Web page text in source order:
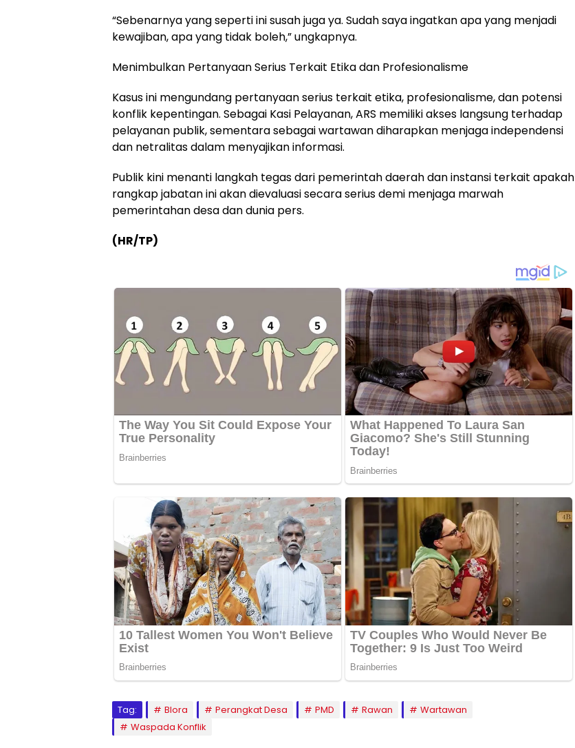
“Sebenarnya yang seperti ini susah juga ya. Sudah saya ingatkan apa yang menjadi
kewajiban, apa yang tidak boleh,” ungkapnya.
Menimbulkan Pertanyaan Serius Terkait Etika dan Profesionalisme
Kasus ini mengundang pertanyaan serius terkait etika, profesionalisme, dan potensi
konflik kepentingan. Sebagai Kasi Pelayanan, ARS memiliki akses langsung terhadap
pelayanan publik, sementara sebagai wartawan diharapkan menjaga independensi
dan netralitas dalam menyajikan informasi.
Publik kini menanti langkah tegas dari pemerintah daerah dan instansi terkait apakah
rangkap jabatan ini akan dievaluasi secara serius demi menjaga marwah
pemerintahan desa dan dunia pers.
(HR/TP)
Tag: Blora Perangkat Desa PMD Rawan
Wartawan
Waspada Konflik